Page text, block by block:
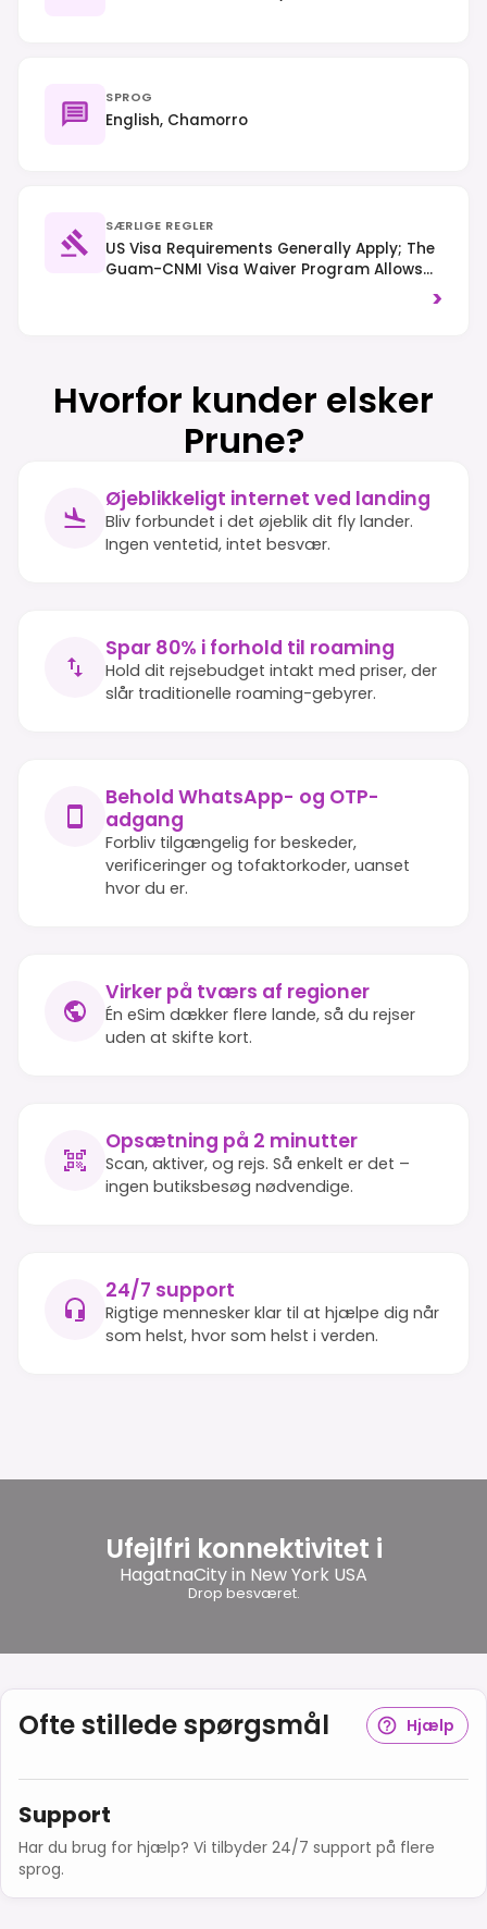
SPROG
English, Chamorro
SÆRLIGE REGLER
US Visa Requirements Generally Apply; The
Guam-CNMI Visa Waiver Program Allows
Countries (e.g., Japan, South Korea). Right->
Hvorfor kunder elsker
Prune?
Øjeblikkeligt internet ved landing
Bliv forbundet i det øjeblik dit fly lander.
Ingen ventetid, intet besvær.
Spar 80% i forhold til roaming
Hold dit rejsebudget intakt med priser, der
slår traditionelle roaming-gebyrer.
Behold WhatsApp- og OTP-
adgang
Forbliv tilgængelig for beskeder,
verificeringer og tofaktorkoder, uanset
hvor du er.
Virker på tværs af regioner
Én eSim dækker flere lande, så du rejser
uden at skifte kort.
Opsætning på 2 minutter
Scan, aktiver, og rejs. Så enkelt er det –
ingen butiksbesøg nødvendige.
24/7 support
Rigtige mennesker klar til at hjælpe dig når
som helst, hvor som helst i verden.
Ufejlfri konnektivitet i
HagatnaCity in New York USA
Drop besværet.
Ofte stillede spørgsmål Hjælp
Support
Har du brug for hjælp? Vi tilbyder 24/7 support på flere
sprog.